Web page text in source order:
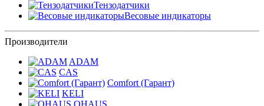
Тензодатчики
Весовые индикаторы
Производители
ADAM
CAS
Comfort (Гарант)
KELI
OHAUS